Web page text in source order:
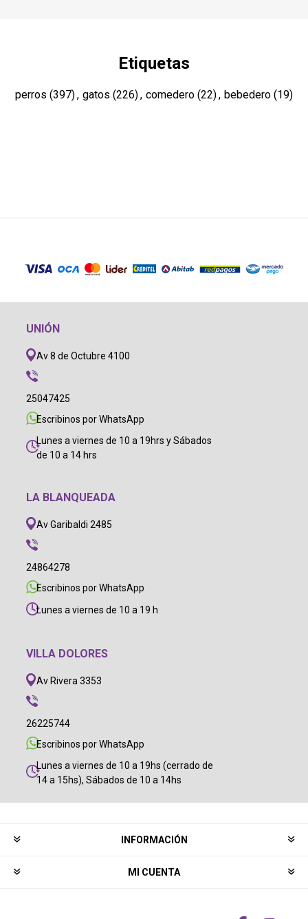
Etiquetas
perros (397), gatos (226), comedero (22), bebedero (19)
UNIÓN
Av 8 de Octubre 4100
25047425
Escribinos por WhatsApp
Lunes a viernes de 10 a 19hrs y Sábados
de 10 a 14 hrs
LA BLANQUEADA
Av Garibaldi 2485
24864278
Escribinos por WhatsApp
Lunes a viernes de 10 a 19 h
VILLA DOLORES
Av Rivera 3353
26225744
Escribinos por WhatsApp
Lunes a viernes de 10 a 19hs (cerrado de
14 a 15hs), Sábados de 10 a 14hs
INFORMACIÓN
MI CUENTA